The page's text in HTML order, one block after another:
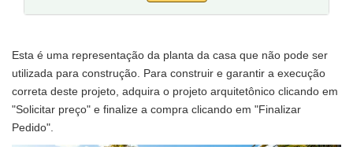
Esta é uma representação da planta da casa que não pode ser
utilizada para construção. Para construir e garantir a execução
correta deste projeto, adquira o projeto arquitetônico clicando em
"Solicitar preço" e finalize a compra clicando em "Finalizar
Pedido".